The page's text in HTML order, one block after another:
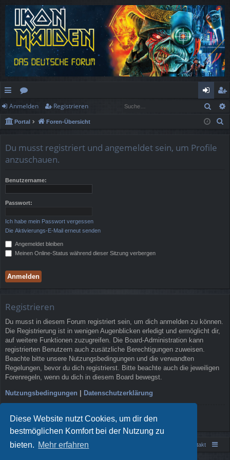
Diese Website nutzt Cookies, um dir den
bestmöglichen Komfort bei der Nutzung zu
bieten. Mehr erfahren
ch
ne
ug
f
or
en
n
m
eg
ist
Anmelden Registrieren
Portal Foren-Übersicht
Du musst registriert und angemeldet sein, um Profile
anzuschauen.
Benutzername:
Passwort:
Ich habe mein Passwort vergessen
Die Aktivierungs-E-Mail erneut senden
Angemeldet bleiben
Meinen Online-Status während dieser Sitzung verbergen
Registrieren
Du musst in diesem Forum registriert sein, um dich anmelden zu können.
Die Registrierung ist in wenigen Augenblicken erledigt und ermöglicht dir,
auf weitere Funktionen zuzugreifen. Die Board-Administration kann
registrierten Benutzern auch zusätzliche Berechtigungen zuweisen.
Beachte bitte unsere Nutzungsbedingungen und die verwandten
Regelungen, bevor du dich registrierst. Bitte beachte auch die jeweiligen
Forenregeln, wenn du dich in diesem Board bewegst.
Nutzungsbedingungen | Datenschutzerklärung
Registrieren
Portal Foren-Übersicht Kontakt